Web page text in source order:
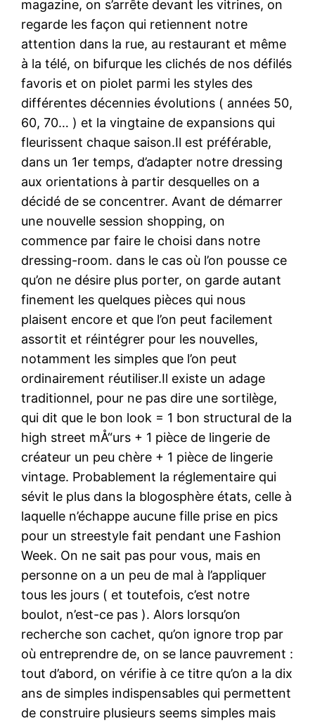
magazine, on s’arrête devant les vitrines, on
regarde les façon qui retiennent notre
attention dans la rue, au restaurant et même
à la télé, on bifurque les clichés de nos défilés
favoris et on piolet parmi les styles des
différentes décennies évolutions ( années 50,
60, 70… ) et la vingtaine de expansions qui
fleurissent chaque saison.Il est préférable,
dans un 1er temps, d’adapter notre dressing
aux orientations à partir desquelles on a
décidé de se concentrer. Avant de démarrer
une nouvelle session shopping, on
commence par faire le choisi dans notre
dressing-room. dans le cas où l’on pousse ce
qu’on ne désire plus porter, on garde autant
finement les quelques pièces qui nous
plaisent encore et que l’on peut facilement
assortit et réintégrer pour les nouvelles,
notamment les simples que l’on peut
ordinairement réutiliser.Il existe un adage
traditionnel, pour ne pas dire une sortilège,
qui dit que le bon look = 1 bon structural de la
high street mÅ“urs + 1 pièce de lingerie de
créateur un peu chère + 1 pièce de lingerie
vintage. Probablement la réglementaire qui
sévit le plus dans la blogosphère états, celle à
laquelle n’échappe aucune fille prise en pics
pour un streestyle fait pendant une Fashion
Week. On ne sait pas pour vous, mais en
personne on a un peu de mal à l’appliquer
tous les jours ( et toutefois, c’est notre
boulot, n’est-ce pas ). Alors lorsqu’on
recherche son cachet, qu’on ignore trop par
où entreprendre de, on se lance pauvrement :
tout d’abord, on vérifie à ce titre qu’on a la dix
ans de simples indispensables qui permettent
de construire plusieurs seems simples mais